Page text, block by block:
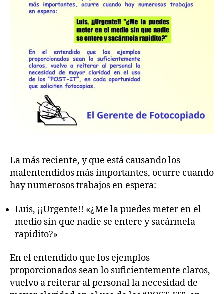
La más reciente, y que está causando los
malentendidos más importantes, ocurre cuando
hay numerosos trabajos en espera:
Luis, ¡¡Urgente!! «¿Me la puedes meter en el
medio sin que nadie se entere y sacármela
rapidito?»
En el entendido que los ejemplos
proporcionados sean lo suficientemente claros,
vuelvo a reiterar al personal la necesidad de